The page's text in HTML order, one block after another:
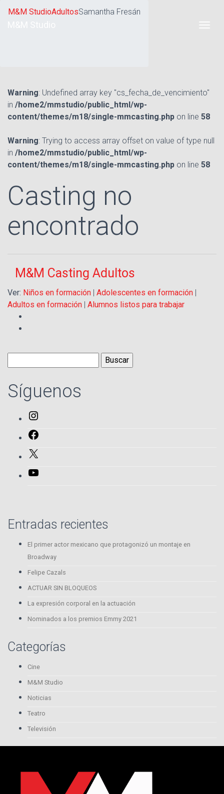
M&M StudioAdultosSamantha Fresán
Warning: Undefined array key "cs_fecha_de_vencimiento"
in /home2/mmstudio/public_html/wp-
content/themes/m18/single-mmcasting.php on line 58
Warning: Trying to access array offset on value of type null
in /home2/mmstudio/public_html/wp-
content/themes/m18/single-mmcasting.php on line 58
Casting no
encontrado
M&M Casting Adultos
Ver: Niños en formación | Adolescentes en formación |
Adultos en formación | Alumnos listos para trabajar
Buscar:
Síguenos
Entradas recientes
El primer actor mexicano que protagonizó un montaje en
Broadway
Felipe Cazals
ACTUAR SIN BLOQUEOS
La expresión corporal en la actuación
Nominados a los premios Emmy 2021
Categorías
Cine
M&M Studio
Noticias
Teatro
Televisión